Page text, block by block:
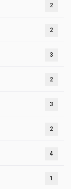
2
2
3
2
3
2
4
1